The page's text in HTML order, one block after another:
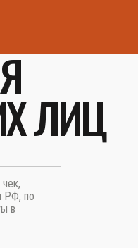
ЛИЦ
РФ, по
в